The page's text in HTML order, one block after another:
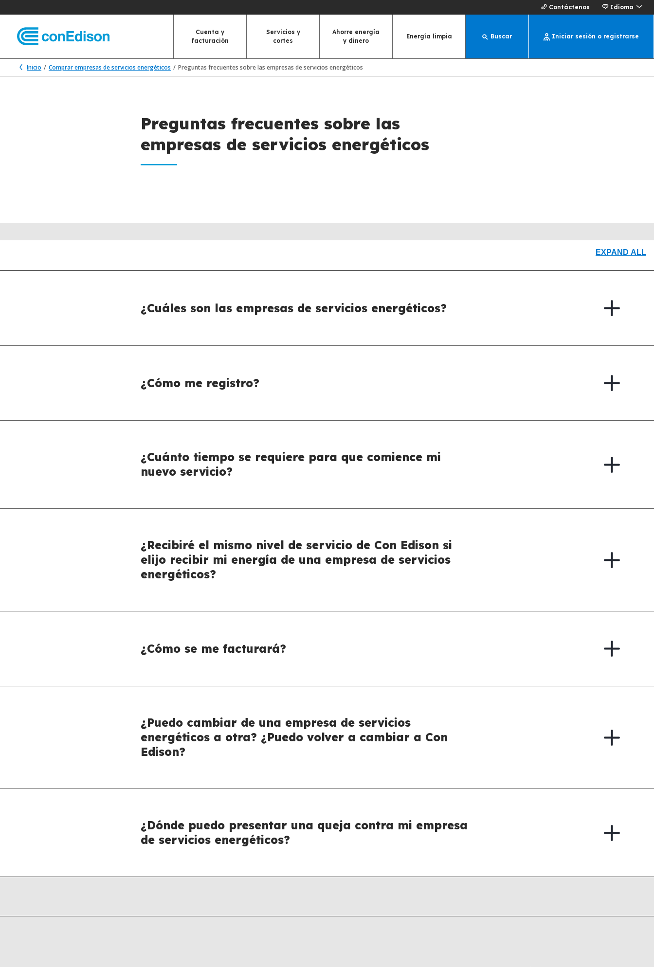
Contáctenos Idioma
Cuenta y
facturación
Servicios y
cortes
Ahorre energía
y dinero
Energía limpia Buscar Iniciar sesión o registrarse
Inicio Comprar empresas de servicios energéticos Preguntas frecuentes sobre las empresas de servicios energéticos
Preguntas frecuentes sobre las
empresas de servicios energéticos
EXPAND ALL
¿Cuáles son las empresas de servicios energéticos?
¿Cómo me registro?
¿Cuánto tiempo se requiere para que comience mi
nuevo servicio?
¿Recibiré el mismo nivel de servicio de Con Edison si
elijo recibir mi energía de una empresa de servicios
energéticos?
¿Cómo se me facturará?
¿Puedo cambiar de una empresa de servicios
energéticos a otra? ¿Puedo volver a cambiar a Con
Edison?
¿Dónde puedo presentar una queja contra mi empresa
de servicios energéticos?